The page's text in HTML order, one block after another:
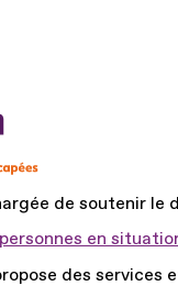
de soutenir le
personnes en
des services